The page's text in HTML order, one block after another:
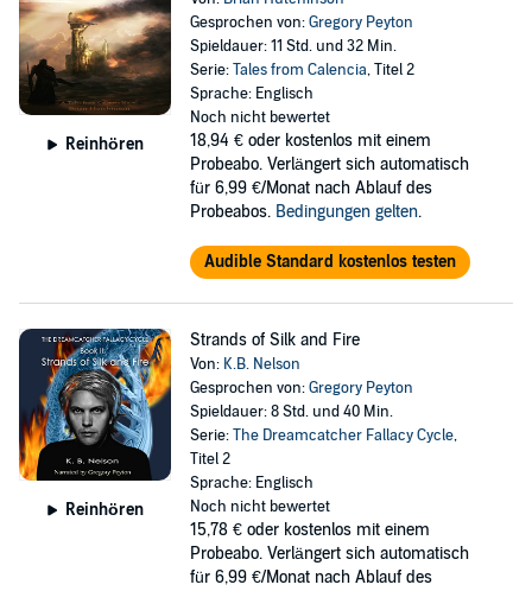
Reinhören
Gesprochen von:Gregory Peyton
Spieldauer: 11 Std. und 32 Min.
Serie:Tales from Calencia, Titel 2
Sprache: Englisch
Noch nicht bewertet
18,94 € oder kostenlos mit einem
Probeabo. Verlängert sich automatisch
für 6,99 €/Monat nach Ablauf des
Probeabos. Bedingungen gelten.
Audible Standard kostenlos testen
Reinhören
Strands of Silk and Fire
Von: K.B. Nelson
Gesprochen von:Gregory Peyton
Spieldauer: 8 Std. und 40 Min.
Serie:The Dreamcatcher Fallacy Cycle,
Titel 2
Sprache: Englisch
Noch nicht bewertet
15,78 € oder kostenlos mit einem
Probeabo. Verlängert sich automatisch
für 6,99 €/Monat nach Ablauf des